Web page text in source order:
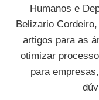
Humanos e
Belizario
artigos para as
otimizar
para